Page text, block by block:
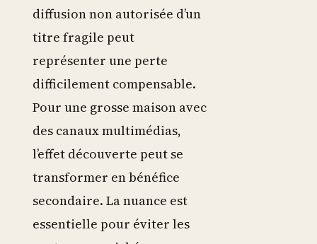
diffusion non autorisée d’un
titre fragile peut
représenter une perte
difficilement compensable.
Pour une grosse maison avec
des canaux multimédias,
l’effet découverte peut se
transformer en bénéfice
secondaire. La nuance est
essentielle pour éviter les